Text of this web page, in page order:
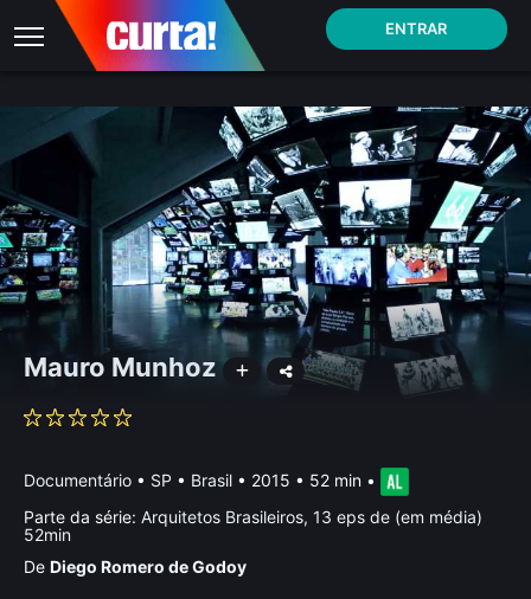
ENTRAR
Mauro Munhoz
Documentário • SP • Brasil • 2015 • 52 min •
Parte da série: Arquitetos Brasileiros, 13 eps de (em média)
52min
De Diego Romero de Godoy